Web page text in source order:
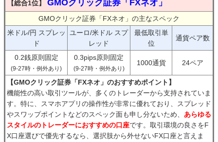
【総合1位】 GMOクリック証券「FXネオ」
GMOクリック証券「FXネオ」の主なスペック
米ドル/円 スプレッ
ド
ユーロ/米ドル スプ
レッド
最低取引単
位
通貨ペア数
0.2銭原則固定
(9-27時・例外あり)
0.3pips原則固定
(9-27時・例外あり)
1000通貨 24ペア
【GMOクリック証券「FXネオ」のおすすめポイント】
機能性の高い取引ツールが、多くのトレーダーから支持されていま
す。特に、スマホアプリの操作性が非常に優れており、スプレッド
やスワップポイントなどのスペック面も申し分ないため、 あらゆる
スタイルのトレーダーにおすすめの口座です。取引環境の良さをF
X口座選びで優先するなら、選択肢から外せないFX口座と言えま